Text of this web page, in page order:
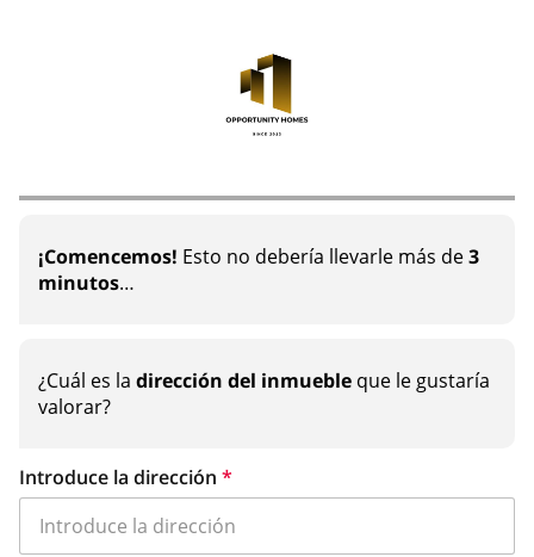
¡Comencemos! Esto no debería llevarle más de3
minutos…
¿Cuál es la dirección del inmueble que le gustaría
valorar?
Introduce la dirección *